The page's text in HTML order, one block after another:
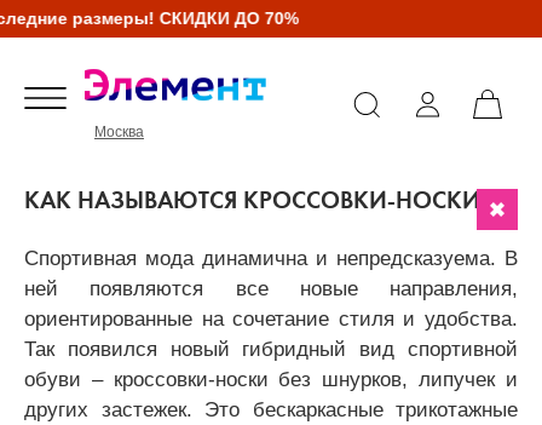
размеры! СКИДКИ ДО 70%
Москва
КАК НАЗЫВАЮТСЯ КРОССОВКИ-НОСКИ?
Спортивная мода динамична и непредсказуема. В
ней появляются все новые направления,
ориентированные на сочетание стиля и удобства.
Так появился новый гибридный вид спортивной
обуви – кроссовки-носки без шнурков, липучек и
других застежек. Это бескаркасные трикотажные